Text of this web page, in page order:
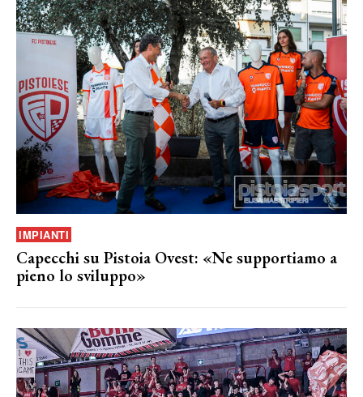
IMPIANTI
Capecchi su Pistoia Ovest: «Ne supportiamo a
pieno lo sviluppo»